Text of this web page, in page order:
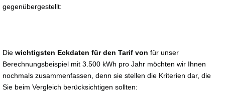
gegenübergestellt:
Die wichtigsten Eckdaten für den Tarif von für unser
Berechnungsbeispiel mit 3.500 kWh pro Jahr möchten wir Ihnen
nochmals zusammenfassen, denn sie stellen die Kriterien dar, die
Sie beim Vergleich berücksichtigen sollten: